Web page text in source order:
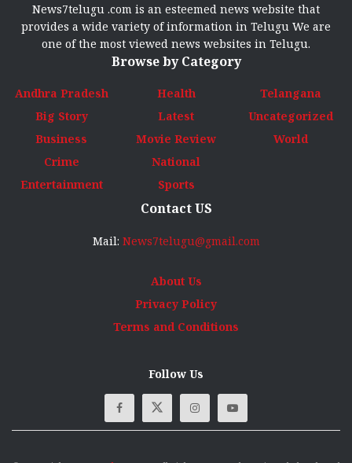
News7telugu .com is an esteemed news website that
provides a wide variety of information in Telugu We are
one of the most viewed news websites in Telugu.
Browse by Category
Andhra Pradesh
Big Story
Business
Crime
Entertainment
Health
Latest
Movie Review
National
Sports
Telangana
Uncategorized
World
Contact US
Mail: News7telugu@gmail.com
About Us
Privacy Policy
Terms and Conditions
Follow Us